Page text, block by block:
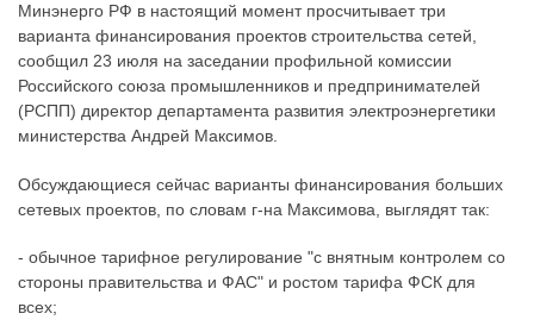
Минэнерго РФ в настоящий момент просчитывает три
варианта финансирования проектов строительства сетей,
сообщил 23 июля на заседании профильной комиссии
Российского союза промышленников и предпринимателей
(РСПП) директор департамента развития электроэнергетики
министерства Андрей Максимов.
Обсуждающиеся сейчас варианты финансирования больших
сетевых проектов, по словам г-на Максимова, выглядят так:
- обычное тарифное регулирование "с внятным контролем со
стороны правительства и ФАС" и ростом тарифа ФСК для
всех;